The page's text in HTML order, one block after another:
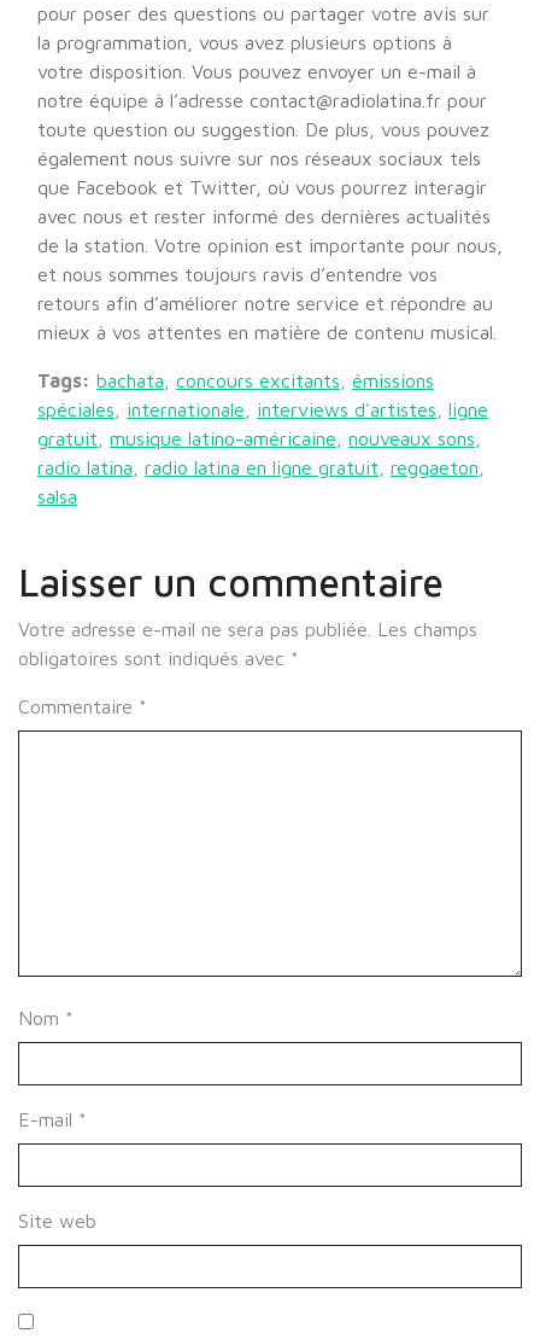
pour poser des questions ou partager votre avis sur
la programmation, vous avez plusieurs options à
votre disposition. Vous pouvez envoyer un e-mail à
notre équipe à l’adresse contact@radiolatina.fr pour
toute question ou suggestion. De plus, vous pouvez
également nous suivre sur nos réseaux sociaux tels
que Facebook et Twitter, où vous pourrez interagir
avec nous et rester informé des dernières actualités
de la station. Votre opinion est importante pour nous,
et nous sommes toujours ravis d’entendre vos
retours afin d’améliorer notre service et répondre au
mieux à vos attentes en matière de contenu musical.
Tags: bachata concours excitants
émissions
spéciales
internationale interviews d'artistes
ligne
gratuit
musique latino-américaine nouveaux sons
radio latina
radio latina en ligne gratuit reggaeton
salsa
Laisser un commentaire
Votre adresse e-mail ne sera pas publiée.
Les champs
obligatoires sont indiqués avec *
Commentaire *
Nom *
E-mail *
Site web